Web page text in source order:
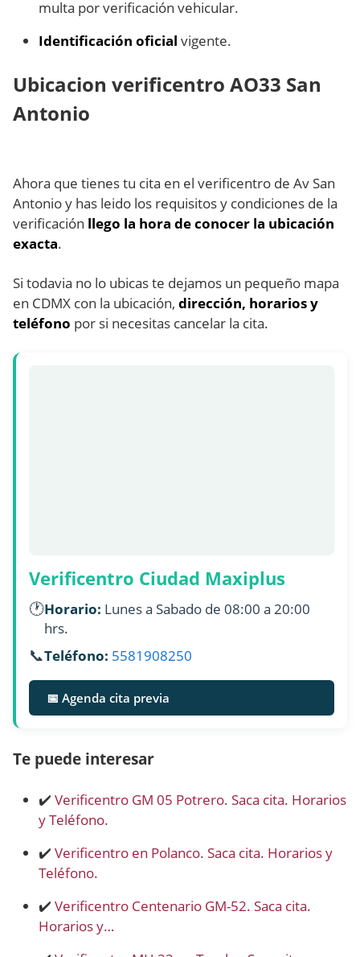
multa por verificación vehicular.
Identificación oficial vigente.
Ubicacion verificentro AO33 San
Antonio
Ahora que tienes tu cita en el verificentro de Av San
Antonio y has leido los requisitos y condiciones de la
verificación llego la hora de conocer la ubicación
exacta.
Si todavia no lo ubicas te dejamos un pequeño mapa
en CDMX con la ubicación, dirección, horarios y
teléfono por si necesitas cancelar la cita.
Verificentro Ciudad Maxiplus
🕐Horario: Lunes a Sabado de 08:00 a 20:00
hrs.
📞Teléfono: 5581908250
📅 Agenda cita previa
Te puede interesar
✔️ Verificentro GM 05 Potrero. Saca cita. Horarios
y Teléfono.
✔️ Verificentro en Polanco. Saca cita. Horarios y
Teléfono.
✔️ Verificentro Centenario GM-52. Saca cita.
Horarios y…